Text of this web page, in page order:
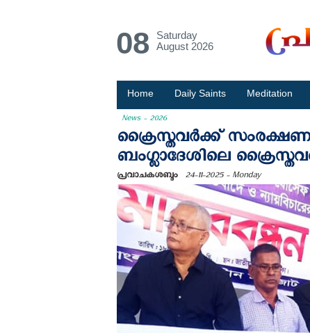
08
Saturday
August 2026
Home Daily Saints Meditation
News - 2026
ക്രൈസ്തവര്‍ക്ക്
ബംഗ്ലാദേശിലെ
പ്രവാചകശബ്ദം 24-11-2025 - Monday